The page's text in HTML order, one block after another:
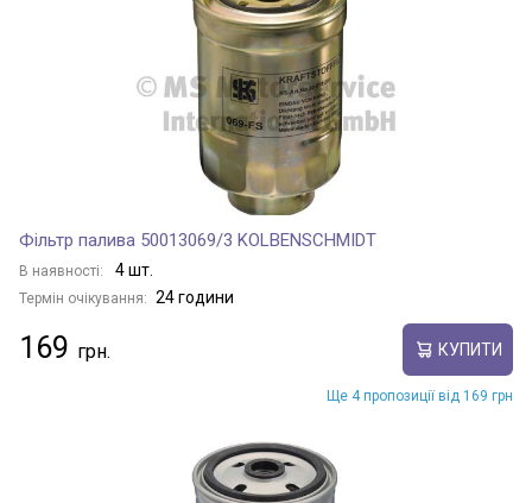
Фільтр палива 50013069/3 KOLBENSCHMIDT
В наявності: 4 шт.
Термін очікування: 24 години
169 КУПИТИ
Ще 4 пропозиції від 169 грн